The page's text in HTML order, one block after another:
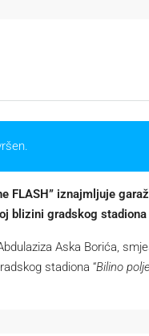
FLASH” iznajmljuje
blizini gradskog stadiona
Aska Borića,
stadiona “Bilino polje